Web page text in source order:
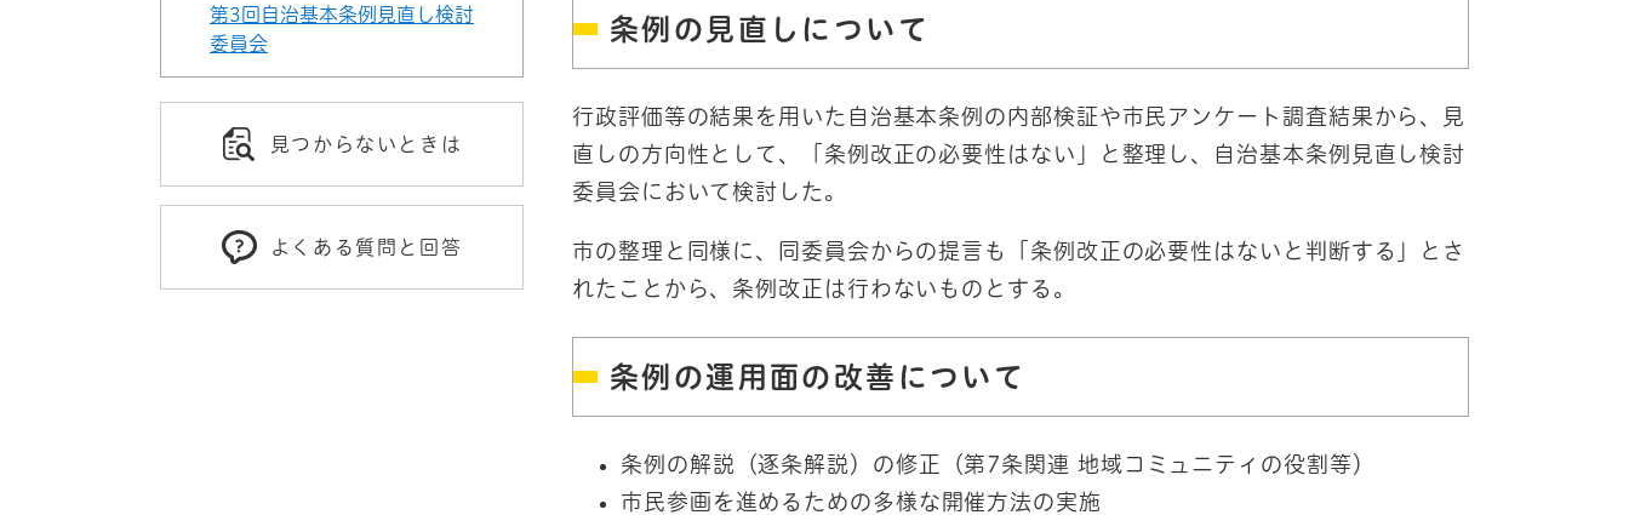
条例の見直しについて
行政評価等の結果を用いた自治基本条例の内部検証や市民アンケート調査結果から、見
直しの方向性として、「条例改正の必要性はない」と整理し、自治基本条例見直し検討
委員会において検討した。
市の整理と同様に、同委員会からの提言も「条例改正の必要性はないと判断する」とさ
れたことから、条例改正は行わないものとする。
条例の運用面の改善について
条例の解説（逐条解説）の修正（第7条関連 地域コミュニティの役割等）
市民参画を進めるための多様な開催方法の実施
第3回自治基本条例見直し検討
委員会
見つからないときは
よくある質問と回答